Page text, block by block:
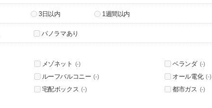
3日以内 1週間以内
パノラマあり
メゾネット (-) ベランダ (-)
ルーフバルコニー (-) オール電化 (-)
宅配ボックス (-) 都市ガス (-)